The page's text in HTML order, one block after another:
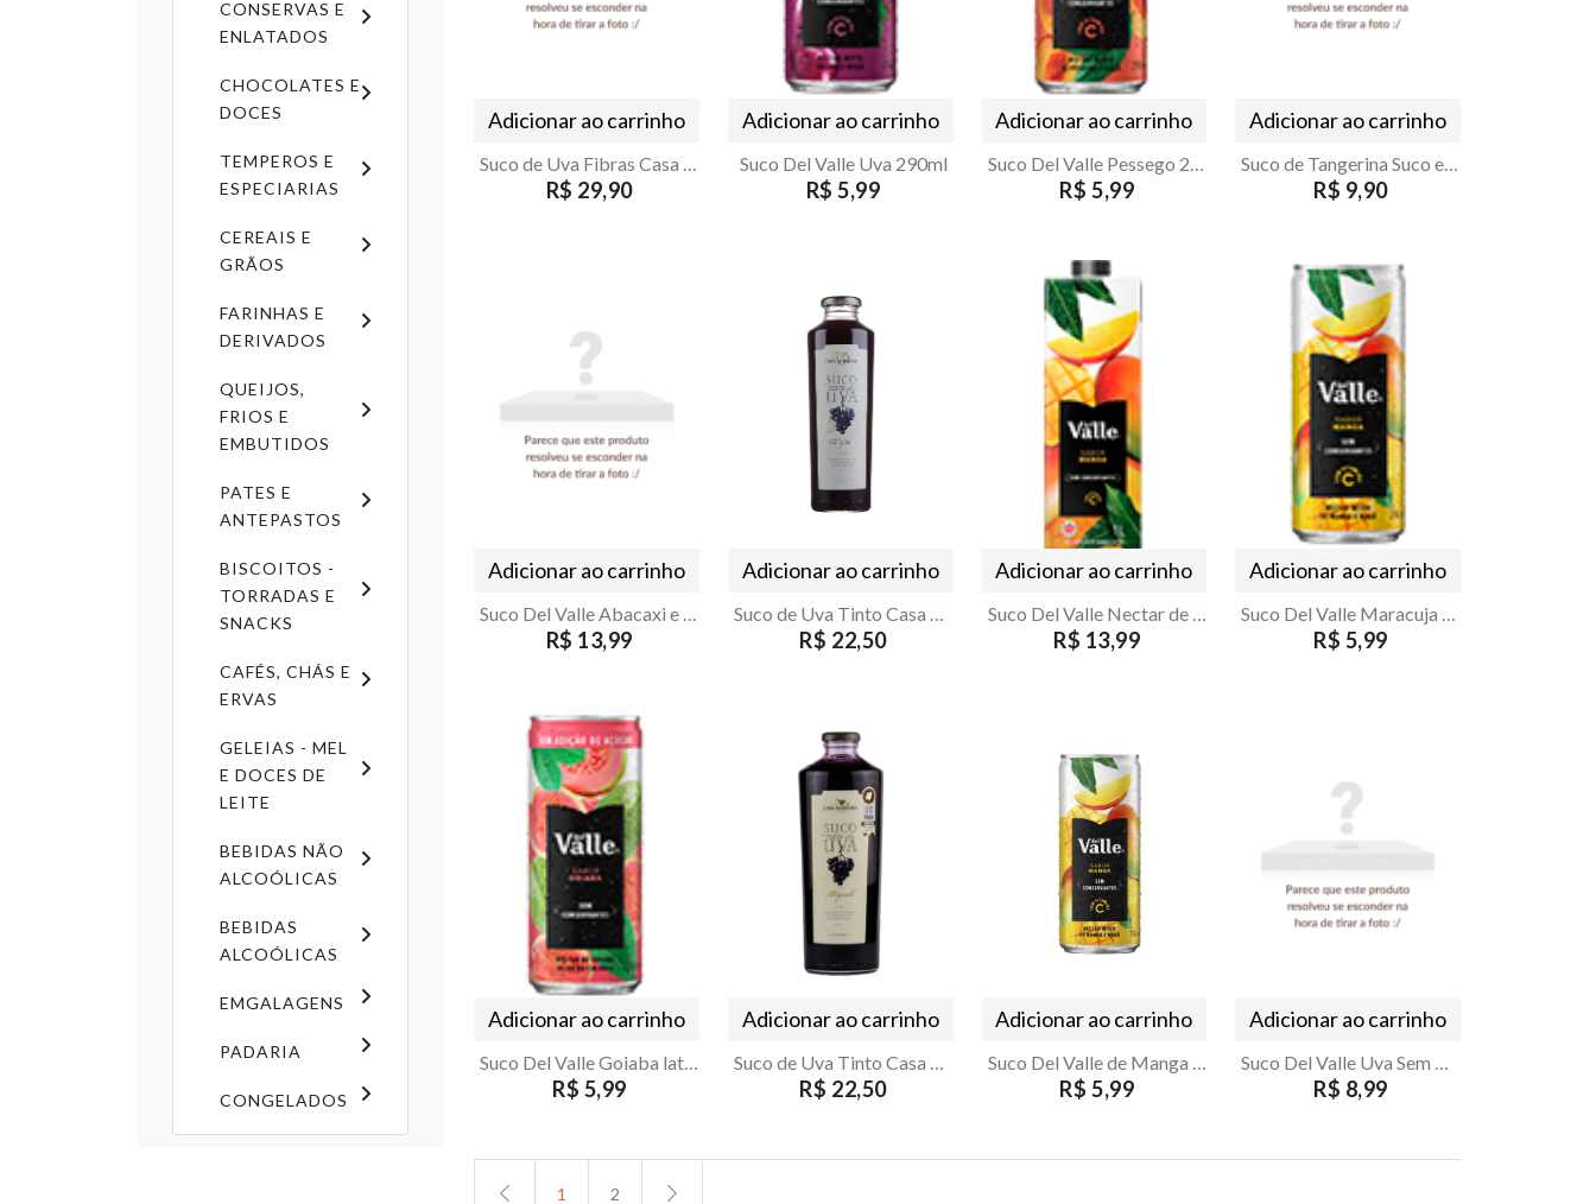
CONSERVAS E
ENLATADOS
CHOCOLATES E
DOCES
TEMPEROS E
ESPECIARIAS
CEREAIS E
GRÃOS
FARINHAS E
DERIVADOS
QUEIJOS,
FRIOS E
EMBUTIDOS
PATES E
ANTEPASTOS
BISCOITOS -
TORRADAS E
SNACKS
CAFÉS, CHÁS E
ERVAS
GELEIAS - MEL
E DOCES DE
LEITE
BEBIDAS NÃO
ALCOÓLICAS
BEBIDAS
ALCOÓLICAS
EMGALAGENS
PADARIA
CONGELADOS
Adicionar ao carrinho
Suco de Uva Fibras Casa Madeira 1L
R$ 29,90
Adicionar ao carrinho
Suco Del Valle Uva 290ml
R$ 5,99
Adicionar ao carrinho
Suco Del Valle Pessego 290ml
R$ 5,99
Adicionar ao carrinho
Suco de Tangerina Suco e So 100% suco 300ml
R$ 9,90
Adicionar ao carrinho
Suco Del Valle Abacaxi e Tangereina TP 1 L
R$ 13,99
Adicionar ao carrinho
Suco de Uva Tinto Casa Madeira 500ml
R$ 22,50
Adicionar ao carrinho
Suco Del Valle Nectar de Abacaxi e Maca 1L
R$ 13,99
Adicionar ao carrinho
Suco Del Valle Maracuja 290ml
R$ 5,99
Adicionar ao carrinho
Suco Del Valle Goiaba lata 290ml
R$ 5,99
Adicionar ao carrinho
Suco de Uva Tinto Casa Madeira 1L
R$ 22,50
Adicionar ao carrinho
Suco Del Valle de Manga Lata 290ml
R$ 5,99
Adicionar ao carrinho
Suco Del Valle Uva Sem Açucar 1L
R$ 8,99
1 2